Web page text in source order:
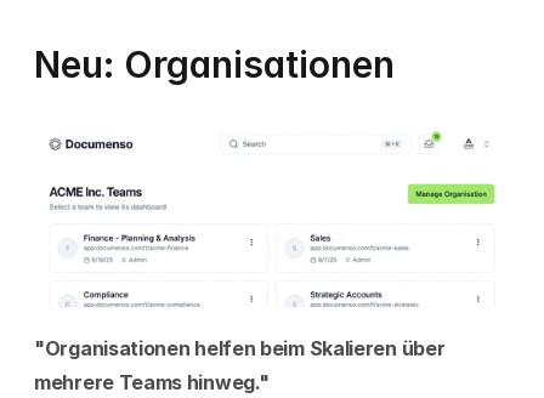
Neu: Organisationen
"Organisationen helfen beim Skalieren über
mehrere Teams hinweg."